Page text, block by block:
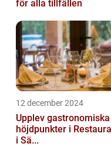
för alla tillfällen
12 december 2024
Upplev gastronomiska
höjdpunkter i
i Sä...